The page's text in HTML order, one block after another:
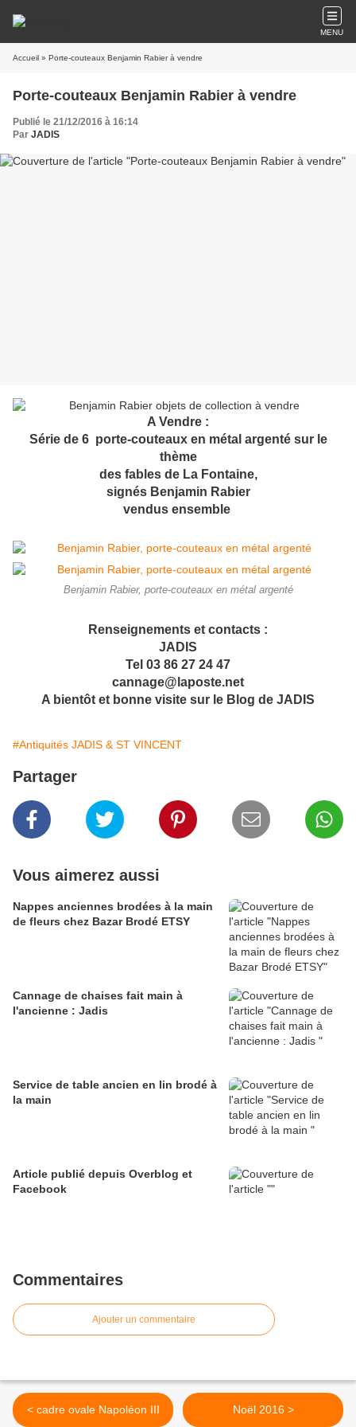
MENU
Accueil » Porte-couteaux Benjamin Rabier à vendre
Porte-couteaux Benjamin Rabier à vendre
Publié le 21/12/2016 à 16:14
Par JADIS
A Vendre :
Série de 6 porte-couteaux en métal argenté sur le
thème
des fables de La Fontaine,
signés Benjamin Rabier
vendus ensemble
Benjamin Rabier, porte-couteaux en métal argenté
Renseignements et contacts :
JADIS
Tel 03 86 27 24 47
cannage@laposte.net
A bientôt et bonne visite sur le Blog de JADIS
#Antiquités JADIS & ST VINCENT
Partager
Vous aimerez aussi
Nappes anciennes brodées à la main
de fleurs chez Bazar Brodé ETSY
Cannage de chaises fait main à
l'ancienne : Jadis
Service de table ancien en lin brodé à
la main
Article publié depuis Overblog et
Facebook
Commentaires
Ajouter un commentaire
< cadre ovale Napoléon III Noël 2016 >